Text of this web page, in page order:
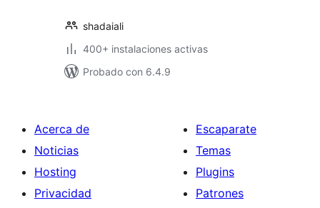
shadaiali
400+ instalaciones activas
Probado con 6.4.9
Acerca de
Noticias
Hosting
Privacidad
Escaparate
Temas
Plugins
Patrones